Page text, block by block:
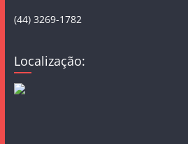
(44) 3269-1782
Localização: